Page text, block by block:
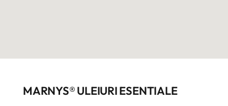
MARNYS® ULEIURI ESENTIALE